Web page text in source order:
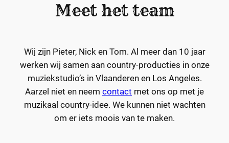
Meet het team
Wij zijn Pieter, Nick en Tom. Al meer dan 10 jaar
werken wij samen aan country-producties in onze
muziekstudio’s in Vlaanderen en Los Angeles.
Aarzel niet en neem contact met ons op met je
muzikaal country-idee. We kunnen niet wachten
om er iets moois van te maken.